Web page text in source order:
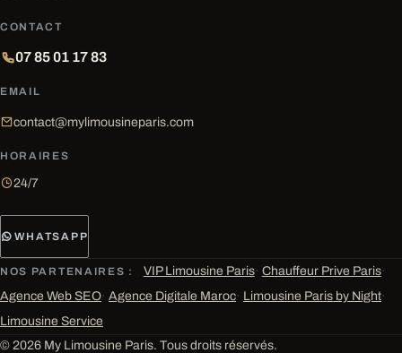
CONTACT
07 85 01 17 83
EMAIL
contact@mylimousineparis.com
HORAIRES
24/7
WHATSAPP
NOS PARTENAIRES : VIP Limousine Paris· Chauffeur Prive Paris·
Agence Web SEO· Agence Digitale Maroc· Limousine Paris by Night·
Limousine Service
© 2026 My Limousine Paris. Tous droits réservés.